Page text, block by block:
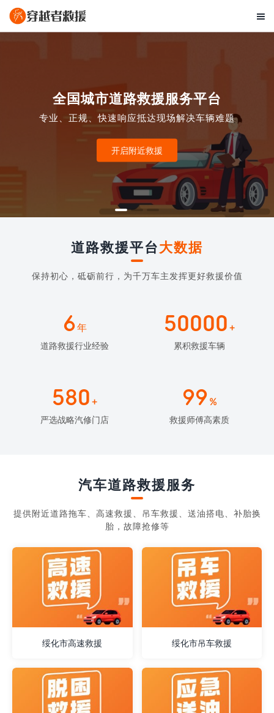

全国城市道路救援服务平台
专业、正规、快速响应抵达现场解决车辆难题
开启附近救援
道路救援平台大数据
保持初心，砥砺前行，为千万车主发挥更好救援价值
6年
道路救援行业经验
50000 +
累积救援车辆
580 +
严选战略汽修门店
99 %
救援师傅高素质
汽车道路救援服务
提供附近道路拖车、高速救援、吊车救援、送油搭电、补胎换
胎，故障抢修等
绥化市高速救援 绥化市吊车救援